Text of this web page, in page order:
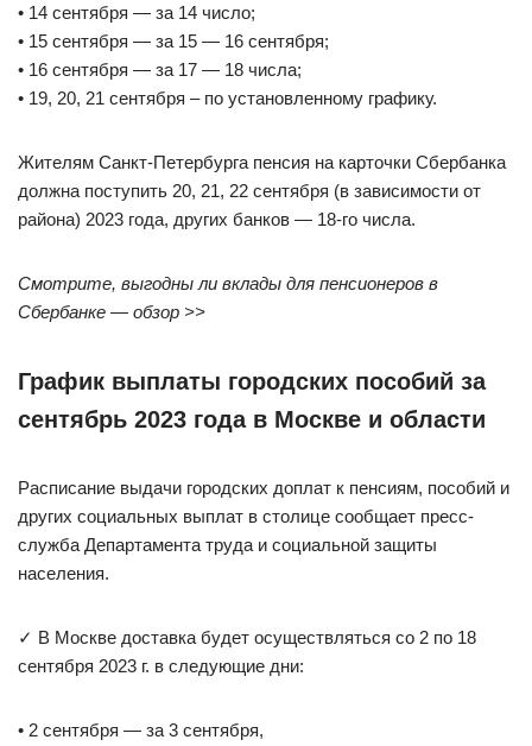
• 14 сентября — за 14 число;
• 15 сентября — за 15 — 16 сентября;
• 16 сентября — за 17 — 18 числа;
• 19, 20, 21 сентября – по установленному графику.
Жителям Санкт-Петербурга пенсия на карточки Сбербанка
должна поступить 20, 21, 22 сентября (в зависимости от
района) 2023 года, других банков — 18-го числа.
Смотрите, выгодны ли вклады для пенсионеров в
Сбербанке — обзор >>
График выплаты городских пособий за
сентябрь 2023 года в Москве и области
Расписание выдачи городских доплат к пенсиям, пособий и
других социальных выплат в столице сообщает пресс-
служба Департамента труда и социальной защиты
населения.
✓ В Москве доставка будет осуществляться со 2 по 18
сентября 2023 г. в следующие дни:
• 2 сентября — за 3 сентября,